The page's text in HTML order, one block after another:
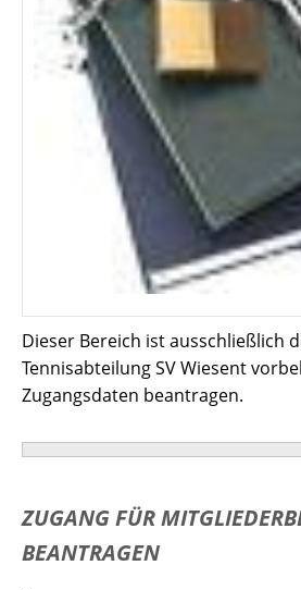
Dieser Bereich ist ausschließlich
Tennisabteilung SV Wiesent
Zugangsdaten beantragen.
ZUGANG FÜR
BEANTRAGEN